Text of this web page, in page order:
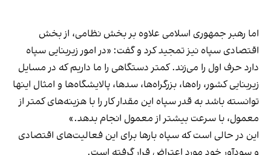
اما رهبر جمهوری اسلامی علاوه بر بخش نظامی، از بخش
اقتصادی سپاه نیز تمجید کرد و گفت: «در امور زیربنایی سپاه
دارد حرف اول را می‌زند. کمتر دستگاهی را ما داریم که در مسایل
زیربنایی کشور، راه‌ها، بزرگراه‌ها، سدها، پالایشگاه‌ها و امثال اینها
توانسته باشد به قدر سپاه این مقدار کار را با هزینه‌های کمتر از
معمول، با سرعت بیشتر از معمول انجام بدهد.»
این در حالی است که سپاه بارها برای این فعالیت‌های اقتصادی